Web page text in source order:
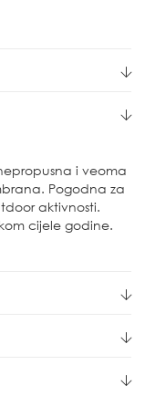
i veoma
Pogodna za
aktivnosti.
cijele godine.